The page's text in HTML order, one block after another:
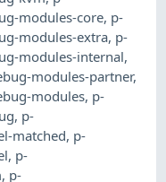
modules-core, p-
modules-extra, p-
modules-internal,
modules-partner,
modules, p-
, p-
matched, p-
, p-
, p-